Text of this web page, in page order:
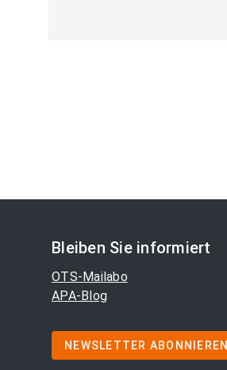
Bleiben Sie informiert
OTS-Mailabo
APA-Blog
NEWSLETTER ABONNIEREN